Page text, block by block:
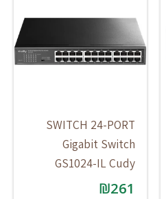
SWITCH 24-PORT
Gigabit Switch
GS1024-IL Cudy
₪261